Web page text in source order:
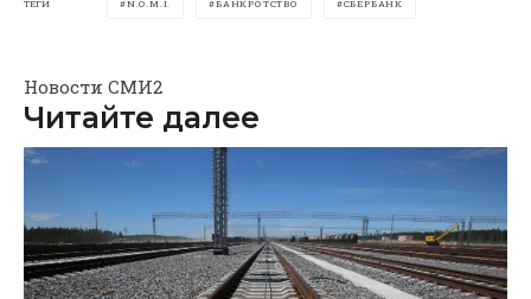
ТЕГИ N.O.M.I. БАНКРОТСТВО СБЕРБАНК
Новости СМИ2
Читайте далее